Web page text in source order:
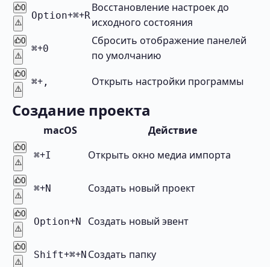
0
⚠️
Option+⌘+R
Восстановление настроек до
исходного состояния
0
⚠️
⌘+0
Сбросить отображение панелей
по умолчанию
0
⚠️
⌘+ , Открыть настройки программы
Создание проекта
macOS Действие
0
⚠️
⌘+I Открыть окно медиа импорта
0
⚠️
⌘+N Cоздать новый проект
0
⚠️
Option+N Cоздать новый эвент
0
⚠️
Shift+⌘+N Создать папку